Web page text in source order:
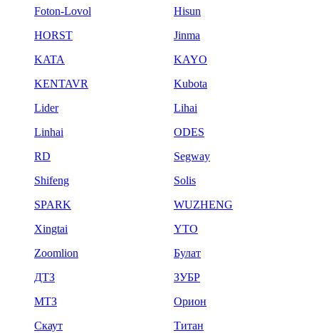
Foton-Lovol
Hisun
HORST
Jinma
KATA
KAYO
KENTAVR
Kubota
Lider
Lihai
Linhai
ODES
RD
Segway
Shifeng
Solis
SPARK
WUZHENG
Xingtai
YTO
Zoomlion
Булат
ДТЗ
ЗУБР
МТЗ
Орион
Скаут
Титан